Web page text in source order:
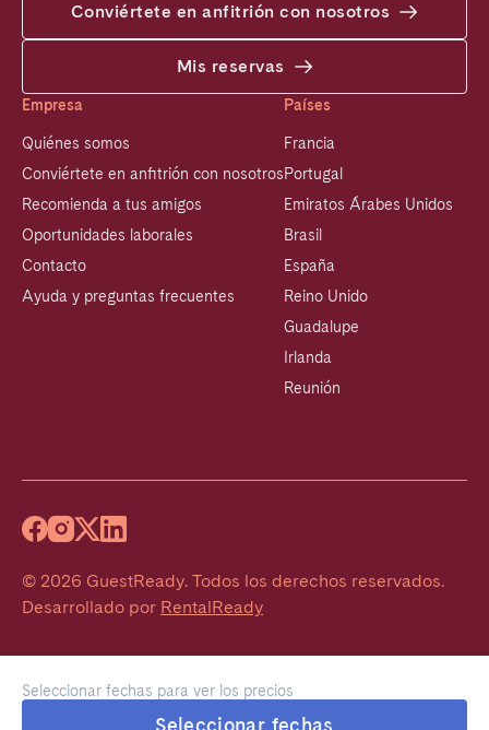
Seleccionar fechas para ver los precios
Seleccionar fechas
Conviértete en anfitrión con nosotros
Mis reservas
Empresa
Quiénes somos
Conviértete en anfitrión con nosotros
Recomienda a tus amigos
Oportunidades laborales
Contacto
Ayuda y preguntas frecuentes
Países
Francia
Portugal
Emiratos Árabes Unidos
Brasil
España
Reino Unido
Guadalupe
Irlanda
Reunión
© 2026 GuestReady. Todos los derechos reservados.
Desarrollado por RentalReady